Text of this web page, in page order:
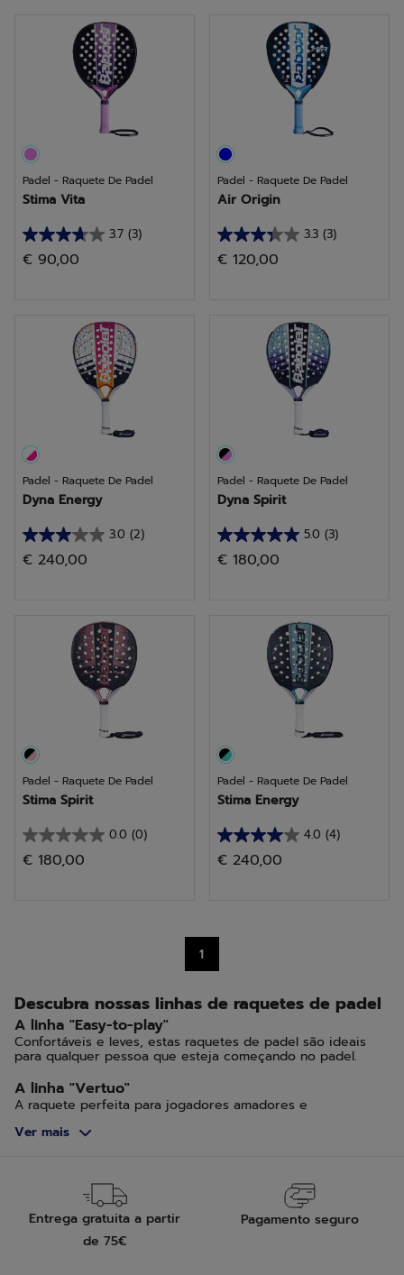
análises
Padel - Raquete De Padel
Stima Vita
3.7 (3)
3.7
em
análises
€ 90,00
Padel - Raquete De Padel
Air Origin
3.3 (3)
3.3
em
análises
€ 120,00
Padel - Raquete De Padel
Dyna Energy
3.0 (2)
3.0
em
análises
€ 240,00
Padel - Raquete De Padel
Dyna Spirit
5.0 (3)
5.0
em
análises
€ 180,00
Padel - Raquete De Padel
Stima Spirit
0.0 (0)
0.0
em
€ 180,00
Padel - Raquete De Padel
Stima Energy
4.0 (4)
4.0
em
4
€ 240,00
1
Descubra nossas linhas de raquetes de padel
A linha "Easy-to-play"
Confortáveis e leves, estas raquetes de padel são ideais
para qualquer pessoa que esteja começando no padel.
A linha "Vertuo"
A raquete perfeita para jogadores amadores e
regularmente em um nível avançado ou experiente.
A linha "Viper"
A linha Viper é perfeita para competidores de padel
experientes.
Ver mais
Entrega gratuita a partir
de 75€
Pagamento seguro